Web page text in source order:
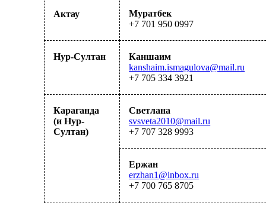
Актау
Муратбек
+7 701 950 0997
Нур-Султан
Каншаим
kanshaim.ismagulova@mail.ru
+7 705 334 3921
Караганда
(и Нур-
Султан)
Светлана
svsveta2010@mail.ru
+7 707 328 9993
Ержан
erzhan1@inbox.ru
+7 700 765 8705